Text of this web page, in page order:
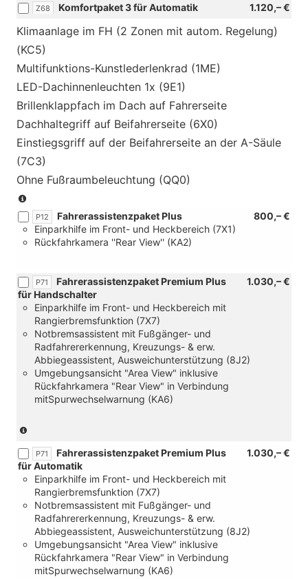
Z68 1.120,– €
Komfortpaket 3 für Automatik
Klimaanlage im FH (2 Zonen mit autom. Regelung)
(KC5)
Multifunktions-Kunstlederlenkrad (1ME)
LED-Dachinnenleuchten 1x (9E1)
Brillenklappfach im Dach auf Fahrerseite
Dachhaltegriff auf Beifahrerseite (6X0)
Einstiegsgriff auf der Beifahrerseite an der A-Säule
(7C3)
Ohne Fußraumbeleuchtung (QQ0)
in
Verbindung
Automatik
und
[6CB]
Elektrische
Zusatzheizung)
P12 800,– €
Fahrerassistenzpaket Plus
Einparkhilfe im Front- und Heckbereich (7X1)
Rückfahrkamera ''Rear View'' (KA2)
P71 1.030,– €
Fahrerassistenzpaket Premium Plus
für Handschalter
Einparkhilfe im Front- und Heckbereich mit
Rangierbremsfunktion (7X7)
Notbremsassistent mit Fußgänger- und
Radfahrererkennung, Kreuzungs- & erw.
Abbiegeassistent, Ausweichunterstützung (8J2)
Umgebungsansicht "Area View" inklusive
Rückfahrkamera "Rear View" in Verbindung
mitSpurwechselwarnung (KA6)
Verbindung
mit
[1ME/6Q2]
Multifunktions-
Kunstlederlenkrad
inkl.
Schalthebelknauf
in
Kunstleder
für
P71 1.030,– €
Fahrerassistenzpaket Premium Plus
für Automatik
Einparkhilfe im Front- und Heckbereich mit
Rangierbremsfunktion (7X7)
Notbremsassistent mit Fußgänger- und
Radfahrererkennung, Kreuzungs- & erw.
Abbiegeassistent, Ausweichunterstützung (8J2)
Umgebungsansicht "Area View" inklusive
Rückfahrkamera "Rear View" in Verbindung
mitSpurwechselwarnung (KA6)